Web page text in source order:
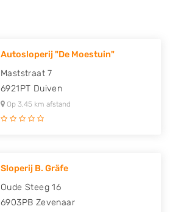
Autosloperij "De Moestuin"
Maststraat 7
6921PT Duiven
Op 3,45 km afstand
Sloperij B. Gräfe
Oude Steeg 16
6903PB Zevenaar